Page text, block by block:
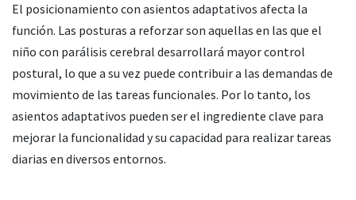
El posicionamiento con asientos adaptativos afecta la
función. Las posturas a reforzar son aquellas en las que el
niño con parálisis cerebral desarrollará mayor control
postural, lo que a su vez puede contribuir a las demandas de
movimiento de las tareas funcionales. Por lo tanto, los
asientos adaptativos pueden ser el ingrediente clave para
mejorar la funcionalidad y su capacidad para realizar tareas
diarias en diversos entornos.